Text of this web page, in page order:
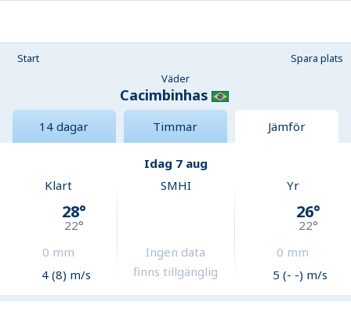
Start
Spara plats
Väder
Cacimbinhas
14 dagar Timmar Jämför
Idag 7 aug
Klart
28°
22°
0 mm
4 (8) m/s
SMHI
Ingen data
finns tillgänglig
Yr
26°
22°
0 mm
5 (- -) m/s